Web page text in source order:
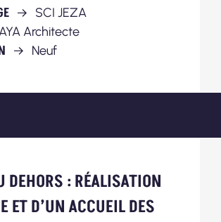
SCI JEZA
Architecte
Neuf
DEHORS : RÉALISATION
ET D’UN ACCUEIL DES